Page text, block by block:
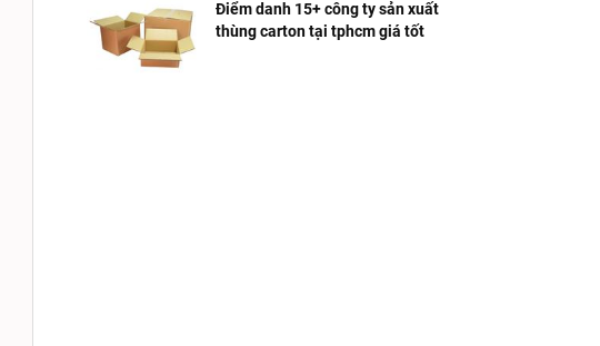
Điểm danh 15+ công ty sản xuất
thùng carton tại tphcm giá tốt